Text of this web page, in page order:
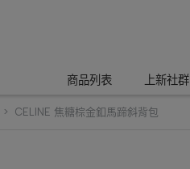
商品列表 上新社群
CELINE 焦糖棕金釦馬蹄斜背包